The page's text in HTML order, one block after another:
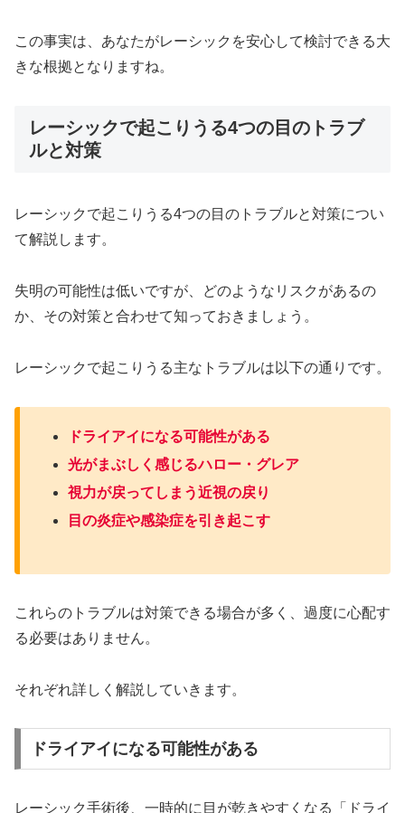
この事実は、あなたがレーシックを安心して検討できる大
きな根拠となりますね。
レーシックで起こりうる4つの目のトラブ
ルと対策
レーシックで起こりうる4つの目のトラブルと対策につい
て解説します。
失明の可能性は低いですが、どのようなリスクがあるの
か、その対策と合わせて知っておきましょう。
レーシックで起こりうる主なトラブルは以下の通りです。
ドライアイになる可能性がある
光がまぶしく感じるハロー・グレア
視力が戻ってしまう近視の戻り
目の炎症や感染症を引き起こす
これらのトラブルは対策できる場合が多く、過度に心配す
る必要はありません。
それぞれ詳しく解説していきます。
ドライアイになる可能性がある
レーシック手術後、一時的に目が乾きやすくなる「ドライ